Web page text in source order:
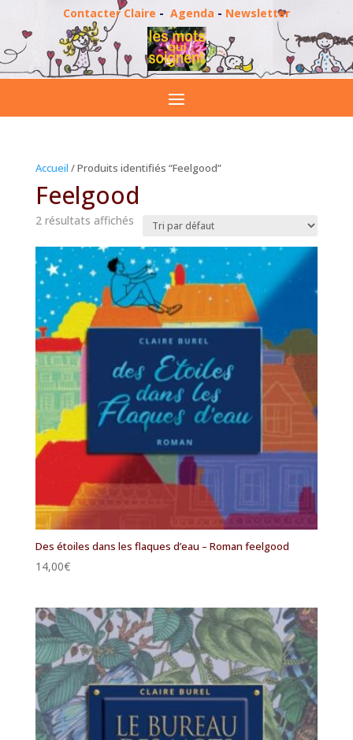
Contacter Claire - Agenda - Newsletter
Accueil / Produits identifiés “Feelgood”
Feelgood
2 résultats affichés
Des étoiles dans les flaques d’eau – Roman feelgood
14,00€